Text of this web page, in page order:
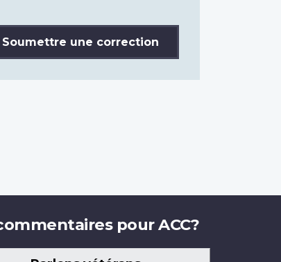
Soumettre une correction
pour ACC?